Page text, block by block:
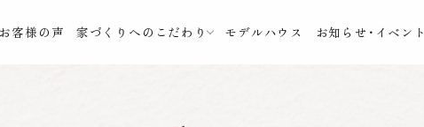
お客様の声 家づくりへのこだわり モデルハウス お知らせ・イベント